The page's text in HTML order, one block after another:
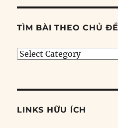
TÌM BÀI THEO CHỦ ĐỀ
Tìm
đề
LINKS HỮU ÍCH